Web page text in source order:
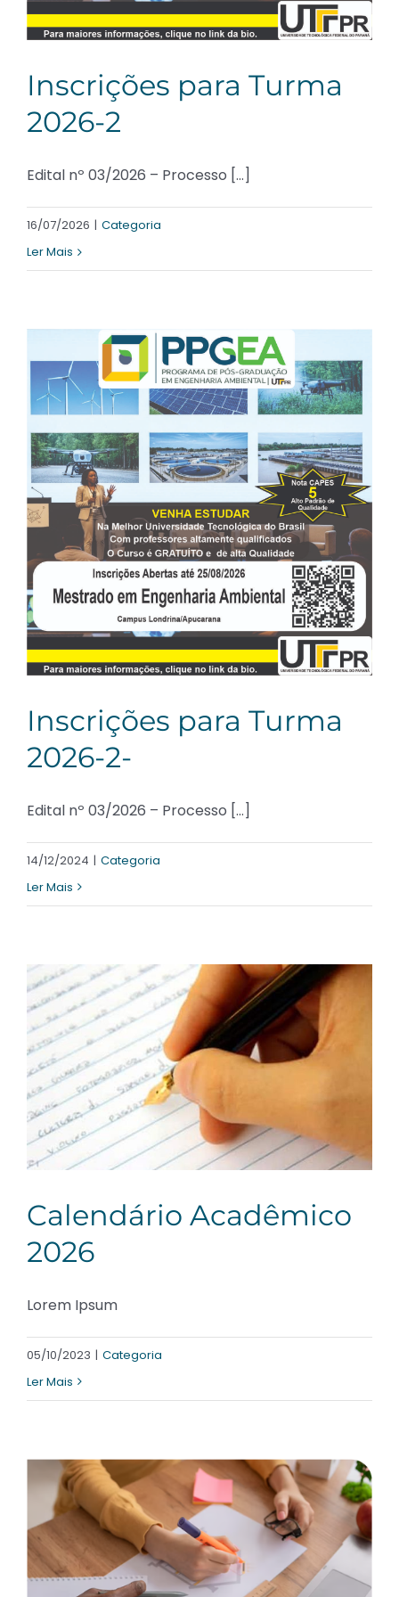
Inscrições para Turma
2026-2
Edital nº 03/2026 – Processo [...]
16/07/2026 | Categoria
Ler Mais
Inscrições para Turma
2026-2-
Edital nº 03/2026 – Processo [...]
14/12/2024 | Categoria
Ler Mais
Calendário Acadêmico
2026
Lorem Ipsum
05/10/2023 | Categoria
Ler Mais